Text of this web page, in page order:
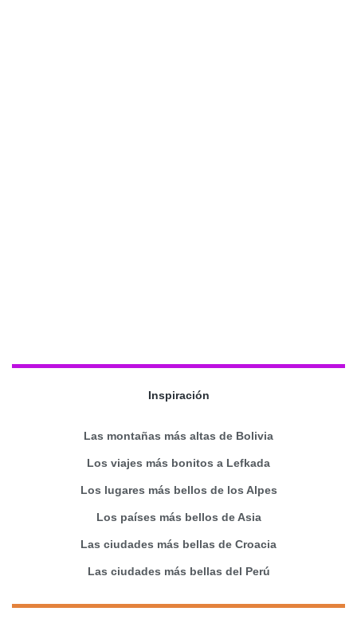
Inspiración
Las montañas más altas de Bolivia
Los viajes más bonitos a Lefkada
Los lugares más bellos de los Alpes
Los países más bellos de Asia
Las ciudades más bellas de Croacia
Las ciudades más bellas del Perú